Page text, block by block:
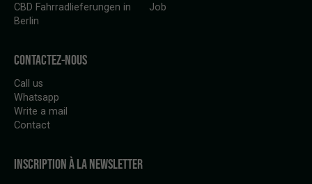
CBD Fahrradlieferungen in
Berlin
Job
CONTACTEZ-NOUS
Call us
Whatsapp
Write a mail
Contact
INSCRIPTION À LA NEWSLETTER